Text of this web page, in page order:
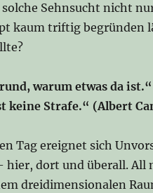
solche Sehnsucht nicht
kaum triftig begründen
warum etwas da
keine Strafe.“ (Albert
Tag ereignet sich
dort und überall. All
dreidimensionalen